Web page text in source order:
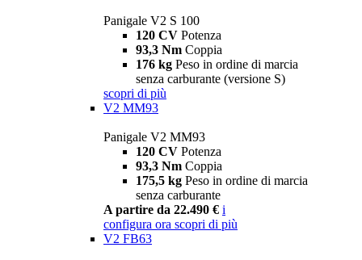
Panigale V2 S 100
120 CV Potenza
93,3 Nm Coppia
176 kg Peso in ordine di marcia
senza carburante (versione S)
scopri di più
V2 MM93
Panigale V2 MM93
120 CV Potenza
93,3 Nm Coppia
175,5 kg Peso in ordine di marcia
senza carburante
A partire da 22.490 € i
configura ora scopri di più
V2 FB63